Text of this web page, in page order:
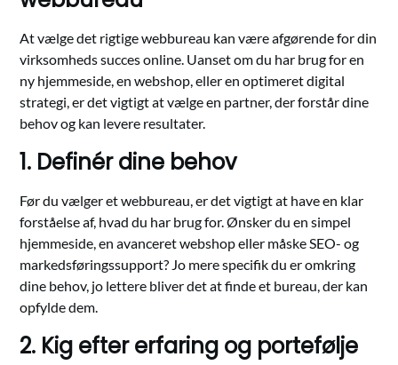
At vælge det rigtige webbureau kan være afgørende for din
virksomheds succes online. Uanset om du har brug for en
ny hjemmeside, en webshop, eller en optimeret digital
strategi, er det vigtigt at vælge en partner, der forstår dine
behov og kan levere resultater.
1. Definér dine behov
Før du vælger et webbureau, er det vigtigt at have en klar
forståelse af, hvad du har brug for. Ønsker du en simpel
hjemmeside, en avanceret webshop eller måske SEO- og
markedsføringssupport? Jo mere specifik du er omkring
dine behov, jo lettere bliver det at finde et bureau, der kan
opfylde dem.
2. Kig efter erfaring og portefølje